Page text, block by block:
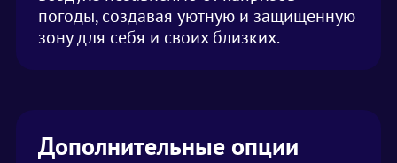
погоды, создавая уютную и защищенную
зону для себя и своих близких.
Дополнительные опции